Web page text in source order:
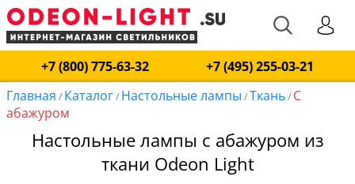
+7 (800) 775-63-32
+7 (495) 255-03-21
Главная / Каталог/ Настольные лампы /Ткань/ С
абажуром
Настольные лампы с абажуром из
ткани Odeon Light